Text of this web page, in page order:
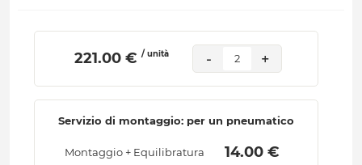
221.00 € / unità - 2 +
Servizio di montaggio: per un pneumatico
Montaggio + Equilibratura 14.00 €